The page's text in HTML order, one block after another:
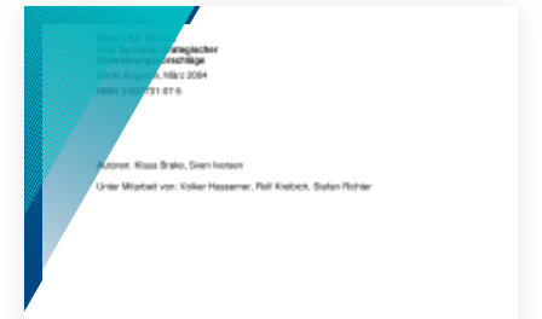
der Kinder in den Mittelpunkt rückt, die
Lebenslagen der Eltern berücksichtigt und
Arbeit und Leben in besseren Einklang bringt.
Die folgenden Aufsätze geben hierzu neue
Anregungen und Lösungsansätze.